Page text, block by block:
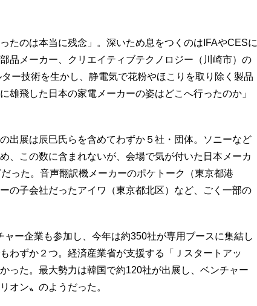
たのは本当に残念」。深いため息をつくのはIFAやCESに
品メーカー、クリエイティブテクノロジー（川崎市）の
ー技術を生かし、静電気で花粉やほこりを取り除く製品
雄飛した日本の家電メーカーの姿はどこへ行ったのか」
出展は辰巳氏らを含めてわずか５社・団体。ソニーなど
、この数に含まれないが、会場で気が付いた日本メーカ
った。音声翻訳機メーカーのポケトーク（東京都港
の子会社だったアイワ（東京都北区）など、ごく一部の
ー企業も参加し、今年は約350社が専用ブースに集結し
わずか２つ。経済産業省が支援する「Ｊスタートアッ
った。最大勢力は韓国で約120社が出展し、ベンチャー
オン〟のようだった。